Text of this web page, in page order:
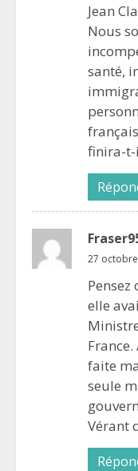
Jean
Nous
santé,
finira-t-
27
Pensez
elle
faite
seule
Vérant